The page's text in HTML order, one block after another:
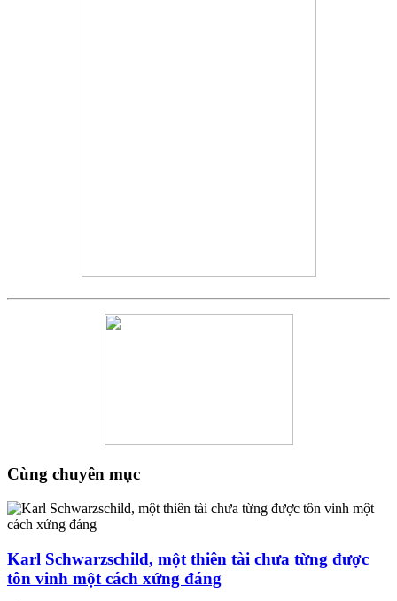
Cùng chuyên mục
Karl Schwarzschild, một thiên tài chưa từng được
tôn vinh một cách xứng đáng